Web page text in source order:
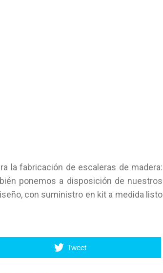
la fabricación de escaleras de madera:
ponemos a disposición de nuestros
con suministro en kit a medida listo
Tweet